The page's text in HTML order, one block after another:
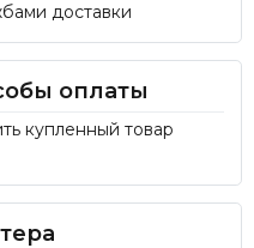
доставки
оплаты
купленный товар